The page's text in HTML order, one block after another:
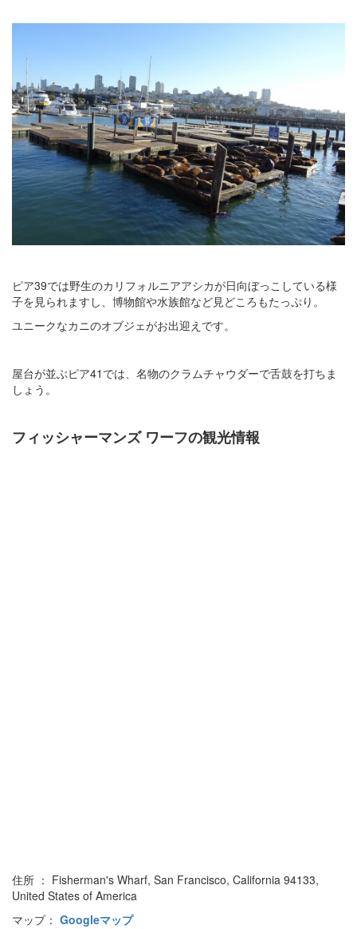
ピア39では野生のカリフォルニアアシカが日向ぼっこしている様
子を見られますし、博物館や水族館など見どころもたっぷり。
ユニークなカニのオブジェがお出迎えです。
屋台が並ぶピア41では、名物のクラムチャウダーで舌鼓を打ちま
しょう。
フィッシャーマンズ ワーフの観光情報
住所 ： Fisherman's Wharf, San Francisco, California 94133,
United States of America
マップ： Googleマップ